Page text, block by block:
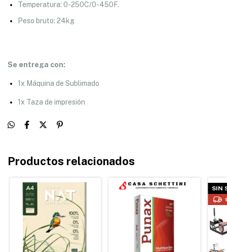
Temperatura: 0-250C/0-450F.
Peso bruto: 24kg
Se entrega con:
1x Máquina de Sublimado
1x Taza de impresión
Productos relacionados
SIN